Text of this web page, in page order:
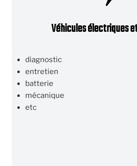
Véhicules électriques
diagnostic
entretien
batterie
mécanique
etc